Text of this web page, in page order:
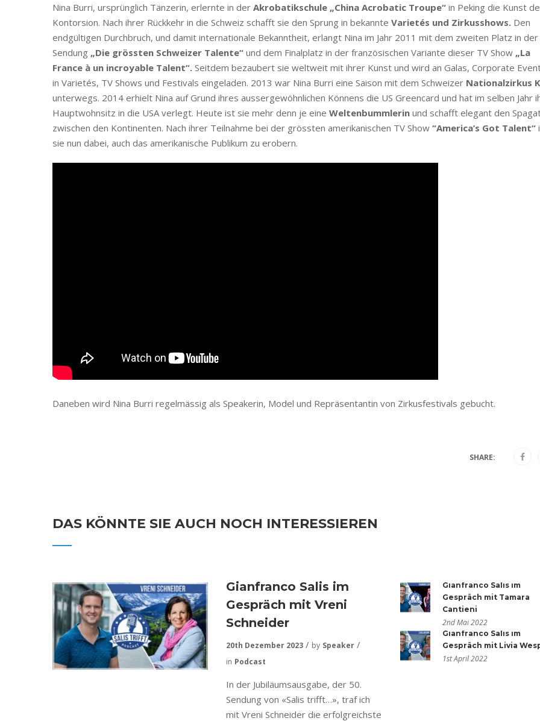
Nina Burri, ursprünglich Tänzerin, erlernte in der Akrobatikschule „China Acrobatic Troupe“ in Peking die Kunst
Kontorsion. Nach ihrer Rückkehr in die Schweiz schafft sie den Sprung in bekannte Varietés und Zirkusshows. Den
endgültigen Durchbruch, und damit internationale Bekanntheit, erlangt Nina im Jahr 2011 mit dem zweiten Platz in
Sendung „Die grössten Schweizer Talente“ und dem Finalplatz in der französischen Variante dieser TV Show „La
France à un incroyable Talent“. Seitdem bezaubert sie weltweit mit ihrer Kunst und wird an Galas, Corporate
in Varietés, TV Shows und Festivals eingeladen. 2013 war Nina Burri eine Saison mit dem Schweizer Nationalzirkus
unterwegs. 2014 erhielt Nina auf Grund ihres aussergewöhnlichen Könnens die US Greencard und hat im selben Jahr
Hauptwohnsitz in die USA verlegt. Heute ist sie mehr denn je eine Weltenbummlerin und schafft elegant den
zwischen den Kontinenten. Nach ihrer Teilnahme bei der grössten amerikanischen TV Show “America’s Got Talent“
sie nun dabei, auch das amerikanische Publikum zu erobern.
Daneben wird Nina Burri regelmässig als Speakerin, Model und Repräsentantin von Zirkusfestivals gebucht.
SHARE:
DAS KÖNNTE SIE AUCH NOCH INTERESSIEREN
Gianfranco Salis im
Gespräch mit Vreni
Schneider
20th Dezember 2023 by Speaker
in Podcast
In der Jubiläumsausgabe, der 50.
Sendung von «Salis trifft…», traf ich
mit Vreni Schneider die erfolgreichste
Gianfranco Salis im
Gespräch mit Tamara
Cantieni
2nd Mai 2022
Gianfranco Salis im
Gespräch mit Livia
1st April 2022